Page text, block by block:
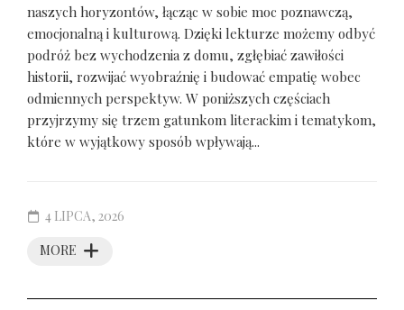
naszych horyzontów, łącząc w sobie moc poznawczą,
emocjonalną i kulturową. Dzięki lekturze możemy odbyć
podróż bez wychodzenia z domu, zgłębiać zawiłości
historii, rozwijać wyobraźnię i budować empatię wobec
odmiennych perspektyw. W poniższych częściach
przyjrzymy się trzem gatunkom literackim i tematykom,
które w wyjątkowy sposób wpływają...
MORE
4 LIPCA, 2026